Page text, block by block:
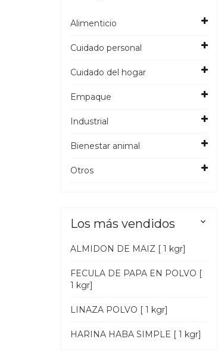
Alimenticio
Cuidado personal
Cuidado del hogar
Empaque
Industrial
Bienestar animal
Otros
Los más vendidos 
ALMIDON DE MAIZ [ 1 kgr]
FECULA DE PAPA EN POLVO [
1 kgr]
LINAZA POLVO [ 1 kgr]
HARINA HABA SIMPLE [ 1 kgr]